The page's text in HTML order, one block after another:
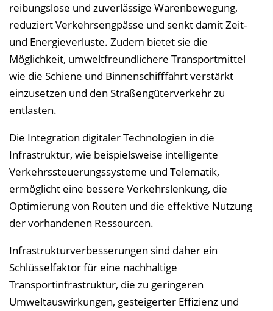
e
c
l
n
reibungslose und zuverlässige Warenbewegung,
reduziert Verkehrsengpässe und senkt damit Zeit-
und Energieverluste. Zudem bietet sie die
Möglichkeit, umweltfreundlichere Transportmittel
wie die Schiene und Binnenschifffahrt verstärkt
einzusetzen und den Straßengüterverkehr zu
entlasten.
Die Integration digitaler Technologien in die
Infrastruktur, wie beispielsweise intelligente
Verkehrssteuerungssysteme und Telematik,
ermöglicht eine bessere Verkehrslenkung, die
Optimierung von Routen und die effektive Nutzung
der vorhandenen Ressourcen.
Infrastrukturverbesserungen sind daher ein
Schlüsselfaktor für eine nachhaltige
Transportinfrastruktur, die zu geringeren
Umweltauswirkungen, gesteigerter Effizienz und